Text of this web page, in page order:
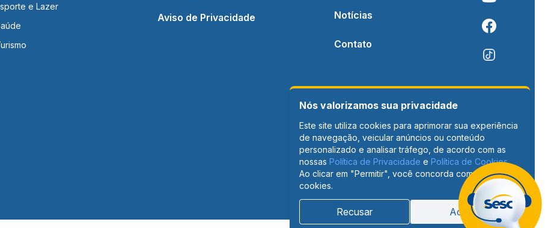
e Lazer
Aviso de Privacidade
Notícias
Contato
Nós valorizamos sua privacidade
Este site utiliza cookies para aprimorar sua experiência
de navegação, veicular anúncios ou conteúdo
personalizado e analisar tráfego, de acordo com as
nossas Política de Privacidade e Política de Cookies.
Ao clicar em "Permitir", você concorda com o uso de
cookies.
Recusar Aceitar